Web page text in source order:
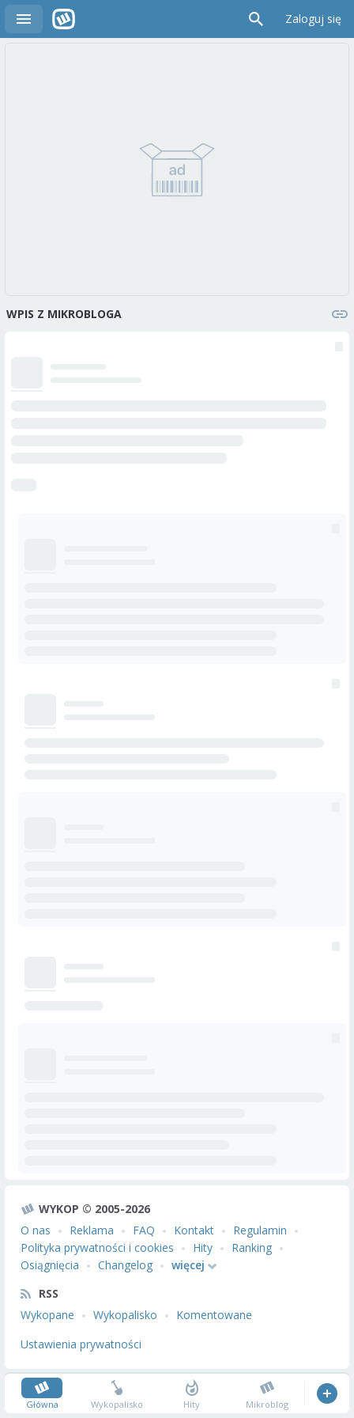
Zaloguj się
WPIS Z MIKROBLOGA
WYKOP © 2005-2026
O nas
Reklama FAQ Kontakt
Regulamin
Polityka prywatności i cookies
Hity
Ranking
Osiągnięcia
Changelog
więcej
RSS
Wykopane
Wykopalisko
Komentowane
Ustawienia prywatności
Główna Wykopalisko Hity Mikroblog